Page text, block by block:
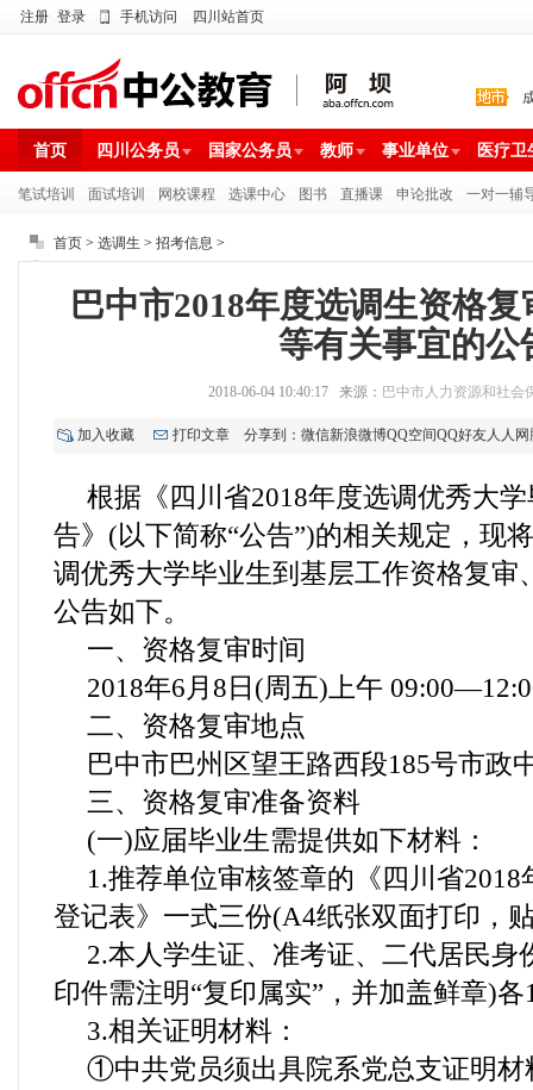
注册 登录 手机访问 四川站首页
首页 四川公务员 国家公务员 教师 事业单位 医疗卫
笔试培训 面试培训 网校课程 选课中心 图书 直播课 申论批改 一对一辅
首页 > 选调生 > 招考信息 >
巴中市2018年度选调生资格
等有关事宜的公
2018-06-04 10:40:17 来源： 巴中市人力资源和社会
加入收藏 打印文章 分享到： 微信新浪微博QQ空间QQ好友人人网
根据《四川省2018年度选调优秀大
告》(以下简称“公告”)的相关规定，现
调优秀大学毕业生到基层工作资格复审
公告如下。
一、资格复审时间
2018年6月8日(周五)上午
二、资格复审地点
巴中市巴州区望王路西段185号市政
三、资格复审准备资料
(一)应届毕业生需提供如下材料：
1.推荐单位审核签章的《四川省
登记表》一式三份(A4纸张双面打印，
2.本人学生证、准考证、二代居民身
印件需注明“复印属实”，并加盖鲜章)各
3.相关证明材料：
①中共党员须出具院系党总支证明材